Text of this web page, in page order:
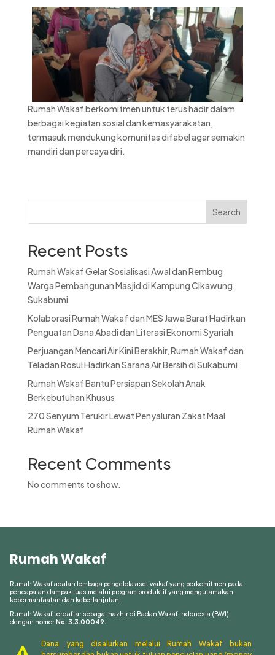
Rumah Wakaf berkomitmen untuk terus hadir dalam
berbagai kegiatan sosial dan kemasyarakatan,
termasuk mendukung komunitas difabel agar semakin
mandiri dan percaya diri.
Search
Recent Posts
Rumah Wakaf Gelar Sosialisasi Awal dan Rembug
Warga Pembangunan Masjid di Kampung Cikawung,
Sukabumi
Kolaborasi Rumah Wakaf dan MES Jawa Barat Hadirkan
Penguatan Dana Abadi dan Literasi Ekonomi Syariah
Perjuangan Mencari Air Kini Berakhir, Rumah Wakaf dan
Teladan Rosul Hadirkan Sarana Air Bersih di Sukabumi
Rumah Wakaf Bantu Persiapan Sekolah Anak
Berkebutuhan Khusus
270 Senyum Terukir Lewat Penyaluran Zakat Maal
Rumah Wakaf
Recent Comments
No comments to show.
Rumah Wakaf
Rumah Wakaf adalah lembaga pengelola aset wakaf yang berkomitmen pada
pencapaian dampak luas melalui program produktif yang mengutamakan
kebermanfaatan dan keberlanjutan.
Rumah Wakaf terdaftar sebagai nazhir di Badan Wakaf Indonesia (BWI)
dengan nomor No. 3.3.00049.
Dana yang disalurkan melalui Rumah Wakaf bukan